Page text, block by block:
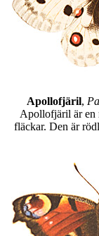
Apollofjäril,
Apollofjäril är en
fläckar. Den är